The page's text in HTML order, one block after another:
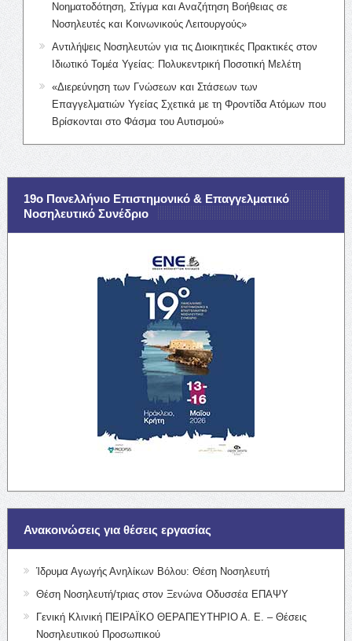
Νοηματοδότηση, Στίγμα και Αναζήτηση Βοήθειας σε
Νοσηλευτές και Κοινωνικούς Λειτουργούς»
Αντιλήψεις Νοσηλευτών για τις Διοικητικές Πρακτικές στον
Ιδιωτικό Τομέα Υγείας: Πολυκεντρική Ποσοτική Μελέτη
«Διερεύνηση των Γνώσεων και Στάσεων των
Επαγγελματιών Υγείας Σχετικά με τη Φροντίδα Ατόμων που
Βρίσκονται στο Φάσμα του Αυτισμού»
19ο Πανελλήνιο Επιστημονικό & Επαγγελματικό
Νοσηλευτικό Συνέδριο
Ανακοινώσεις για θέσεις εργασίας
Ίδρυμα Αγωγής Ανηλίκων Βόλου: Θέση Νοσηλευτή
Θέση Νοσηλευτή/τριας στον Ξενώνα Οδυσσέα ΕΠΑΨΥ
Γενική Κλινική ΠΕΙΡΑΪΚΟ ΘΕΡΑΠΕΥΤΗΡΙΟ Α. Ε. – Θέσεις
Νοσηλευτικού Προσωπικού